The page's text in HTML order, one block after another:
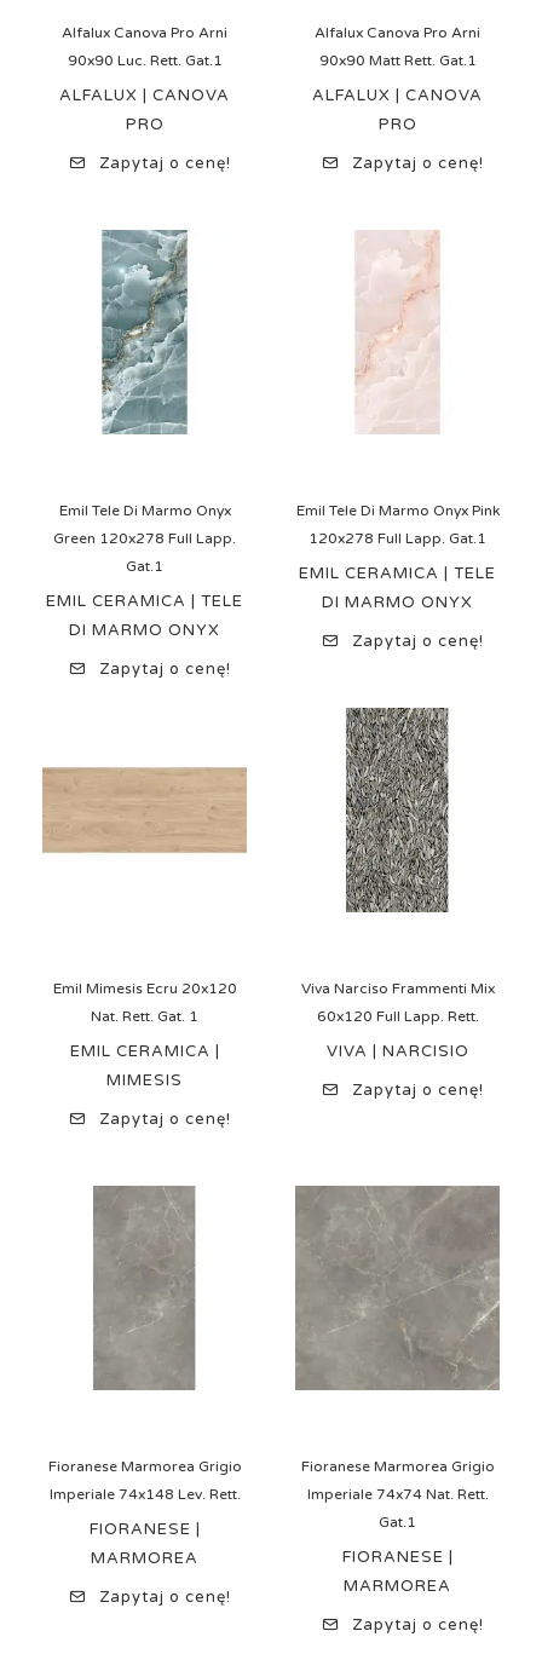
Alfalux Canova Pro Arni
90x90 Luc. Rett. Gat.1
ALFALUX | CANOVA
PRO
Zapytaj o cenę!
Alfalux Canova Pro Arni
90x90 Matt Rett. Gat.1
ALFALUX | CANOVA
PRO
Zapytaj o cenę!
Emil Tele Di Marmo Onyx
Green 120x278 Full Lapp.
Gat.1
EMIL CERAMICA | TELE
DI MARMO ONYX
Zapytaj o cenę!
Emil Tele Di Marmo Onyx Pink
120x278 Full Lapp. Gat.1
EMIL CERAMICA | TELE
DI MARMO ONYX
Zapytaj o cenę!
Emil Mimesis Ecru 20x120
Nat. Rett. Gat. 1
EMIL CERAMICA |
MIMESIS
Zapytaj o cenę!
Viva Narciso Frammenti Mix
60x120 Full Lapp. Rett.
VIVA | NARCISIO
Zapytaj o cenę!
Fioranese Marmorea Grigio
Imperiale 74x148 Lev. Rett.
FIORANESE |
MARMOREA
Zapytaj o cenę!
Fioranese Marmorea Grigio
Imperiale 74x74 Nat. Rett.
Gat.1
FIORANESE |
MARMOREA
Zapytaj o cenę!